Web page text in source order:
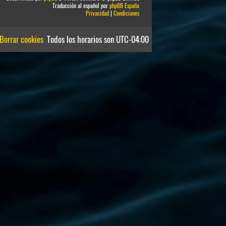
Traducción al español porphpBB España
Privacidad| Condiciones
Todos los horarios son UTC-04:00
Borrar cookies